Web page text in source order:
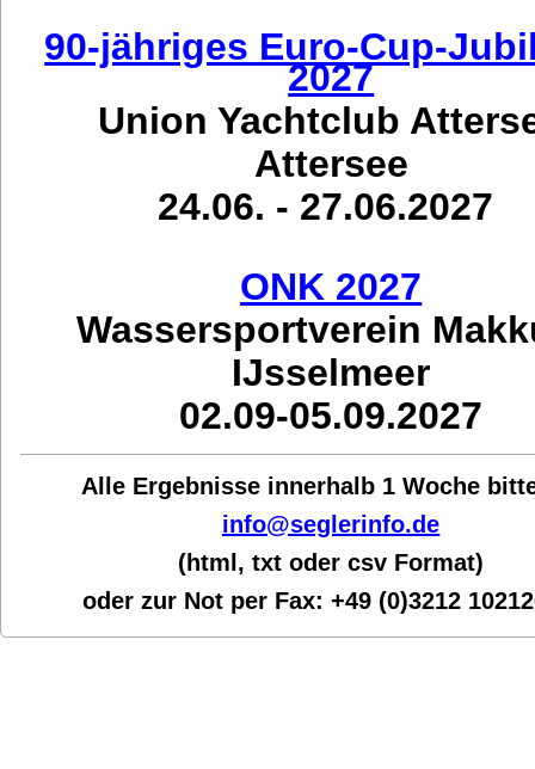
90-jähriges Euro-Cup-
2027
Union Yachtclub
Attersee
24.06. - 27.06.2027
ONK 2027
Wassersportverein
IJsselmeer
02.09-05.09.2027
Alle Ergebnisse innerhalb 1 Woche bit
info@seglerinfo.de
(html, txt oder csv Format)
oder zur Not per Fax:+49 (0)3212